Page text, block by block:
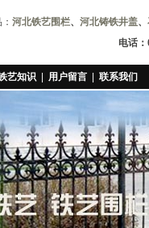
河北铁艺围栏、 河北铸铁井盖、
电话
艺知识| 用户留言| 联系我们